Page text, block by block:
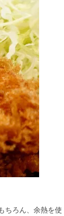
ちろん、余熱を使